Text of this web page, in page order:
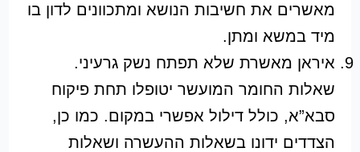
מאשרים את חשיבות הנושא ומתכוונים לדון בו
מיד במשא ומתן.
איראן מאשרת שלא תפתח נשק גרעיני.
שאלות החומר המועשר יטופלו תחת פיקוח
סבא”א, כולל דילול אפשרי במקום. כמו כן,
הצדדים ידונו בשאלות ההעשרה ושאלות